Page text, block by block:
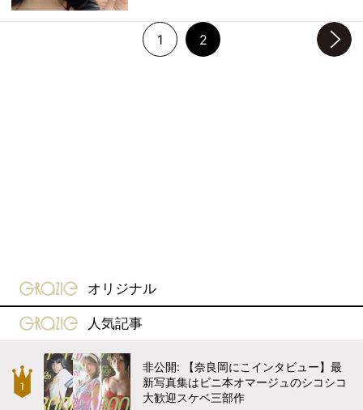
1 2
gravure-grazie
オリジナル
gravure-grazie
人気記事
非公開: 【奈良岡にこインタビュー】最
新写真集はビニ本オマージュのシコシコ
大歓迎スケベ三部作